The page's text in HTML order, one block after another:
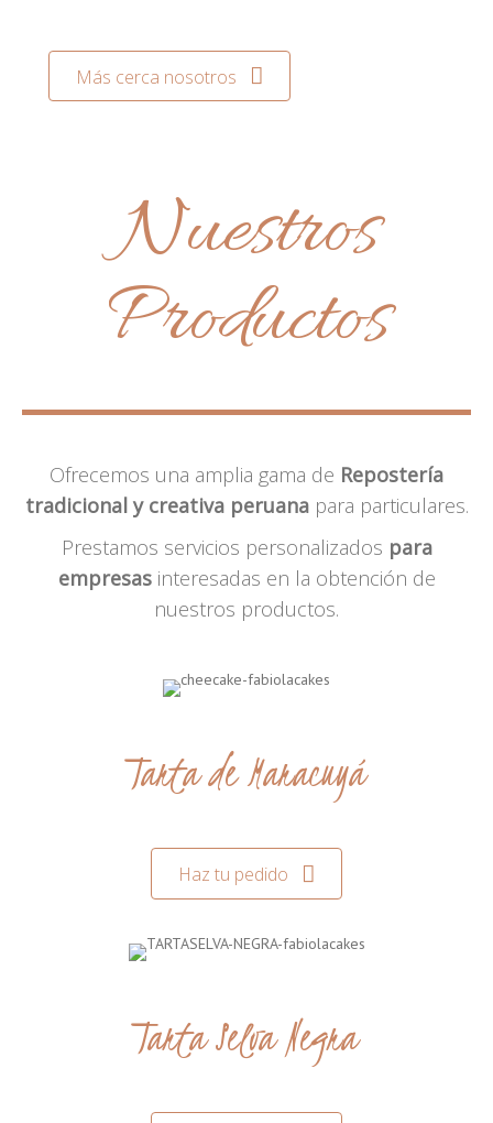
Más cerca nosotros
Nuestros
Productos
Ofrecemos una amplia gama de Repostería
tradicional y creativa peruanapara particulares.
Prestamos servicios personalizados para
empresasinteresadas en la obtención de
nuestros productos.
Tarta de Maracuyá
Haz tu pedido
Tarta Selva Negra